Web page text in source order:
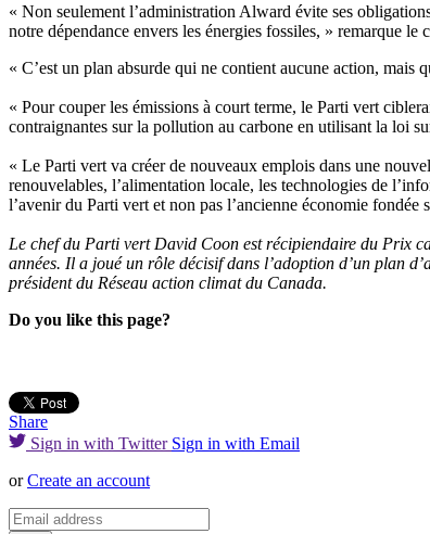
« Non seulement l’administration Alward évite ses
notre dépendance envers les énergies fossiles, » remarque
« C’est un plan absurde qui ne contient aucune action,
« Pour couper les émissions à court terme, le Parti vert
contraignantes sur la pollution au carbone en utilisant la loi
« Le Parti vert va créer de nouveaux emplois dans une
renouvelables, l’alimentation locale, les technologies de
l’avenir du Parti vert et non pas l’ancienne économie
Le chef du Parti vert David Coon est récipiendaire du Prix
années. Il a joué un rôle décisif dans l’adoption d’un plan
président du Réseau action climat du Canada.
Do you like this page?
Share
Sign in with Twitter Sign in with Email
orCreate an account